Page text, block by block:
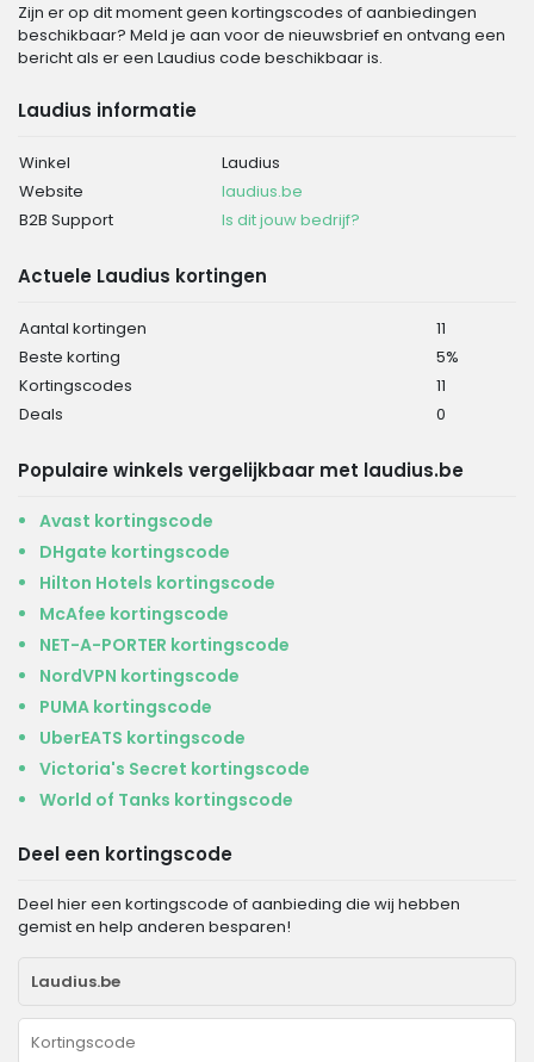
Zijn er op dit moment geen kortingscodes of aanbiedingen
beschikbaar? Meld je aan voor de nieuwsbrief en ontvang een
bericht als er een Laudius code beschikbaar is.
Laudius informatie
Winkel
Laudius
Website
laudius.be
B2B Support
Is dit jouw bedrijf?
Actuele Laudius kortingen
Aantal kortingen
11
Beste korting
5%
Kortingscodes
11
Deals
0
Populaire winkels vergelijkbaar met laudius.be
Avast kortingscode
DHgate kortingscode
Hilton Hotels kortingscode
McAfee kortingscode
NET-A-PORTER kortingscode
NordVPN kortingscode
PUMA kortingscode
UberEATS kortingscode
Victoria's Secret kortingscode
World of Tanks kortingscode
Deel een kortingscode
Deel hier een kortingscode of aanbieding die wij hebben
gemist en help anderen besparen!